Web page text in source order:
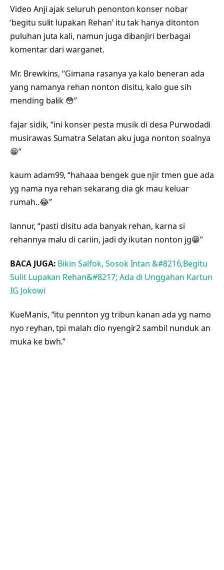
Video Anji ajak seluruh penonton konser nobar
‘begitu sulit lupakan Rehan’ itu tak hanya ditonton
puluhan juta kali, namun juga dibanjiri berbagai
komentar dari warganet.
Mr. Brewkins, “Gimana rasanya ya kalo beneran ada
yang namanya rehan nonton disitu, kalo gue sih
mending balik 😳”
fajar sidik, “ini konser pesta musik di desa Purwodadi
musirawas Sumatra Selatan aku juga nonton soalnya
😁”
kaum adam99, “hahaaa bengek gue njir tmen gue ada
yg nama nya rehan sekarang dia gk mau keluar
rumah..😂”
lannur, “pasti disitu ada banyak rehan, karna si
rehannya malu di cariin, jadi dy ikutan nonton jg😁”
BACA JUGA: Bikin Salfok, Sosok Intan &#8216;Begitu
Sulit Lupakan Rehan&#8217; Ada di Unggahan Kartun
IG Jokowi
KueManis, “itu pennton yg tribun kanan ada yg namo
nyo reyhan, tpi malah dio nyengir2 sambil nunduk an
muka ke bwh.”